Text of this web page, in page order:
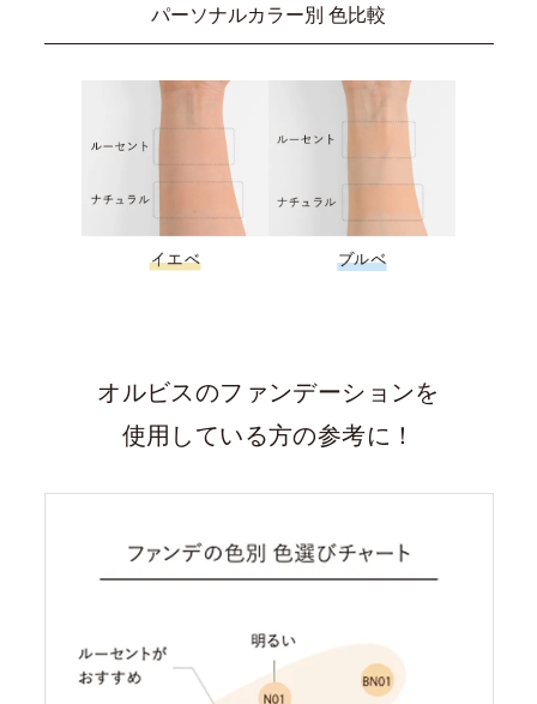
パーソナルカラー別 色比較
オルビスのファンデーションを
使用している方の参考に！